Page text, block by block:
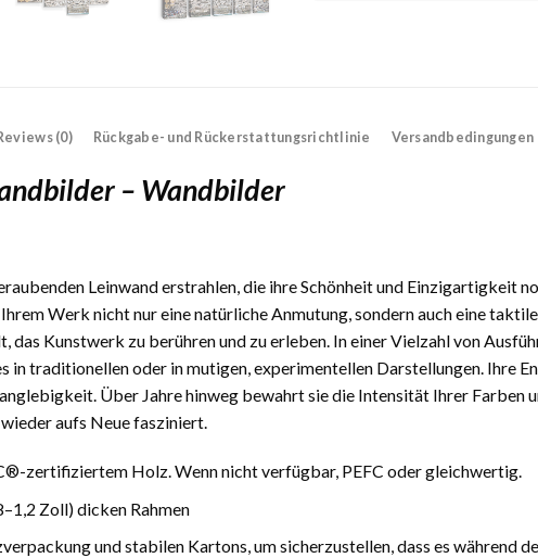
(0) Rückgabe- und Rückerstattungsrichtlinie Versandbedingungen
– Wandbilder
Leinwand erstrahlen, die ihre Schönheit und Einzigartigkeit
Werk nicht nur eine natürliche Anmutung, sondern auch eine
das Kunstwerk zu berühren und zu erleben. In einer Vielzahl von
in traditionellen oder in mutigen, experimentellen Darstellungen. Ihre
Über Jahre hinweg bewahrt sie die Intensität Ihrer Farben
aufs Neue fasziniert.
zertifiziertem Holz. Wenn nicht verfügbar, PEFC oder gleichwertig.
Zoll) dicken Rahmen
und stabilen Kartons, um sicherzustellen, dass es während